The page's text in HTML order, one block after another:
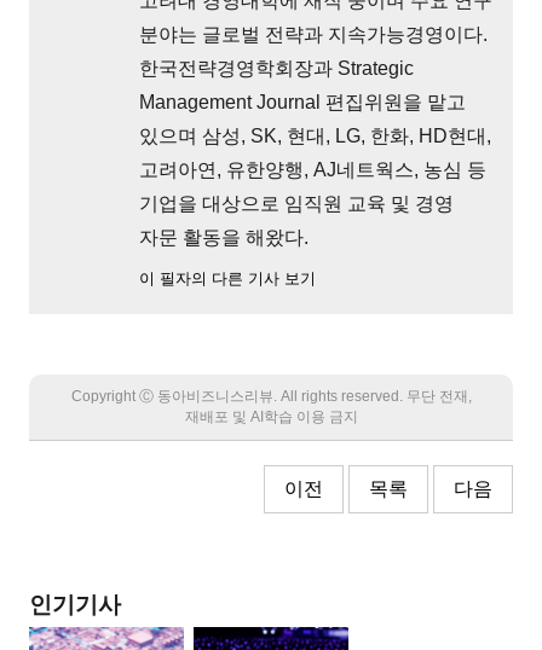
분야는 글로벌 전략과 지속가능경영이다.
한국전략경영학회장과 Strategic
Management Journal 편집위원을 맡고
있으며 삼성, SK, 현대, LG, 한화, HD현대,
고려아연, 유한양행, AJ네트웍스, 농심 등
기업을 대상으로 임직원 교육 및 경영
자문 활동을 해왔다.
이 필자의 다른 기사 보기
Copyright Ⓒ 동아비즈니스리뷰. All rights reserved. 무단 전재,
재배포 및 AI학습 이용 금지
이전 목록 다음
인기기사